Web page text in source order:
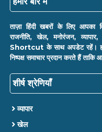
ताज़ा हिंदी खबरों के लिए आपका
राजनीति, खेल, मनोरंजन,
Shortcut के साथ अपडेट रहें।
निष्पक्ष समाचार प्रदान करते हैं
शीर्ष श्रेणियाँ
व्यापार
खेल